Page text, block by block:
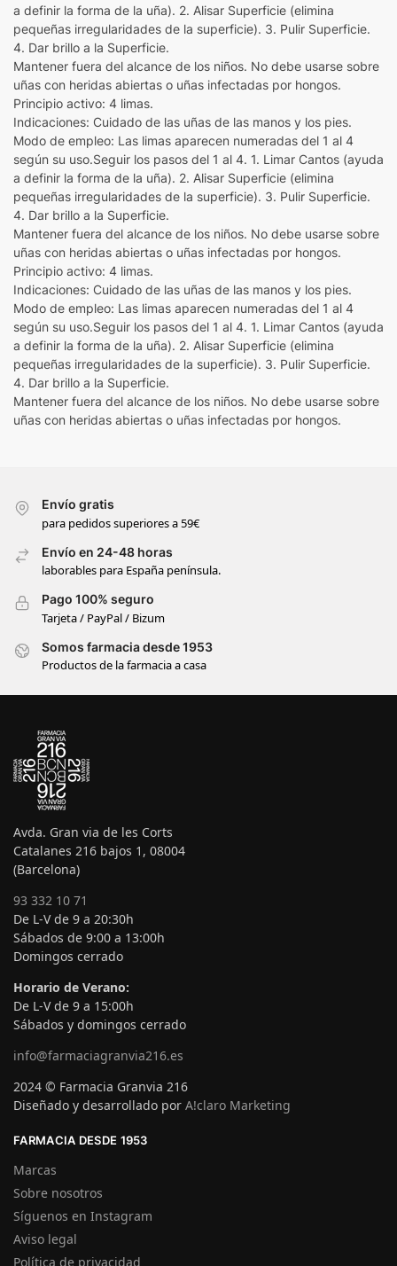
a definir la forma de la uña). 2. Alisar Superficie (elimina
pequeñas irregularidades de la superficie). 3. Pulir Superficie.
4. Dar brillo a la Superficie.
Mantener fuera del alcance de los niños. No debe usarse sobre
uñas con heridas abiertas o uñas infectadas por hongos.
Principio activo: 4 limas.
Indicaciones: Cuidado de las uñas de las manos y los pies.
Modo de empleo: Las limas aparecen numeradas del 1 al 4
según su uso.Seguir los pasos del 1 al 4. 1. Limar Cantos (ayuda
a definir la forma de la uña). 2. Alisar Superficie (elimina
pequeñas irregularidades de la superficie). 3. Pulir Superficie.
4. Dar brillo a la Superficie.
Mantener fuera del alcance de los niños. No debe usarse sobre
uñas con heridas abiertas o uñas infectadas por hongos.
Principio activo: 4 limas.
Indicaciones: Cuidado de las uñas de las manos y los pies.
Modo de empleo: Las limas aparecen numeradas del 1 al 4
según su uso.Seguir los pasos del 1 al 4. 1. Limar Cantos (ayuda
a definir la forma de la uña). 2. Alisar Superficie (elimina
pequeñas irregularidades de la superficie). 3. Pulir Superficie.
4. Dar brillo a la Superficie.
Mantener fuera del alcance de los niños. No debe usarse sobre
uñas con heridas abiertas o uñas infectadas por hongos.
Envío gratis
para pedidos superiores a 59€
Envío en 24-48 horas
laborables para España península.
Pago 100% seguro
Tarjeta / PayPal / Bizum
Somos farmacia desde 1953
Productos de la farmacia a casa
Avda. Gran via de les Corts
Catalanes 216 bajos 1, 08004
(Barcelona)
93 332 10 71
De L-V de 9 a 20:30h
Sábados de 9:00 a 13:00h
Domingos cerrado
Horario de Verano:
De L-V de 9 a 15:00h
Sábados y domingos cerrado
info@farmaciagranvia216.es
2024 © Farmacia Granvia 216
Diseñado y desarrollado por A!claro Marketing
FARMACIA DESDE 1953
Marcas
Sobre nosotros
Síguenos en Instagram
Aviso legal
Política de privacidad